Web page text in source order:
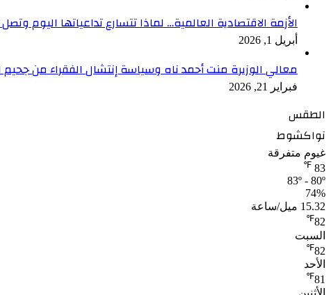
الأزمة الاقتصادية العالمية… لماذا تتسارع تداعياتها اليوم
أبريل 1, 2026
معالي الوزيرة منت أحمد ناه وسياسة إنتشال الفقراء من جحيم
فبراير 21, 2026
الطقس
نواكشوط
غيوم متفرقة
83
℉
83º - 80º
74%
15.32 ميل/ساعة
82
℉
السبت
82
℉
الأحد
81
℉